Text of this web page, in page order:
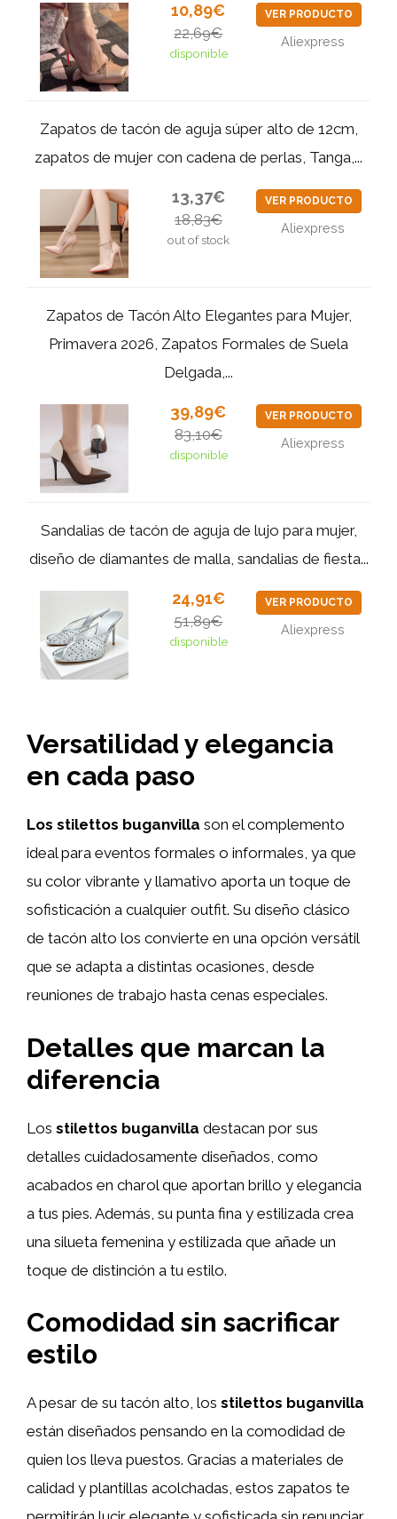
10,89€
22,69€
disponible
VER PRODUCTO
Aliexpress
Zapatos de tacón de aguja súper alto de 12cm,
zapatos de mujer con cadena de perlas, Tanga,...
13,37€
18,83€
out of stock
VER PRODUCTO
Aliexpress
Zapatos de Tacón Alto Elegantes para Mujer,
Primavera 2026, Zapatos Formales de Suela
Delgada,...
39,89€
83,10€
disponible
VER PRODUCTO
Aliexpress
Sandalias de tacón de aguja de lujo para mujer,
diseño de diamantes de malla, sandalias de fiesta...
24,91€
51,89€
disponible
VER PRODUCTO
Aliexpress
Versatilidad y elegancia
en cada paso
Los stilettos buganvilla son el complemento
ideal para eventos formales o informales, ya que
su color vibrante y llamativo aporta un toque de
sofisticación a cualquier outfit. Su diseño clásico
de tacón alto los convierte en una opción versátil
que se adapta a distintas ocasiones, desde
reuniones de trabajo hasta cenas especiales.
Detalles que marcan la
diferencia
Los stilettos buganvilla destacan por sus
detalles cuidadosamente diseñados, como
acabados en charol que aportan brillo y elegancia
a tus pies. Además, su punta fina y estilizada crea
una silueta femenina y estilizada que añade un
toque de distinción a tu estilo.
Comodidad sin sacrificar
estilo
A pesar de su tacón alto, los stilettos buganvilla
están diseñados pensando en la comodidad de
quien los lleva puestos. Gracias a materiales de
calidad y plantillas acolchadas, estos zapatos te